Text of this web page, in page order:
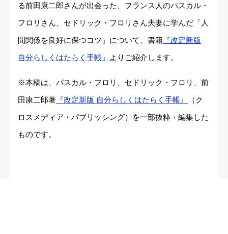
る前田康二郎さんが出会った、フランス人のパスカル・
フロリさん、セドリック・フロリさん夫妻に学んだ「人
間関係を良好に保つコツ」について、書籍 『改定新版
自分らしくはたらく手帳』
よりご紹介します。
※本稿は、パスカル・フロリ、セドリック・フロリ、前
田康二郎著 『改定新版 自分らしくはたらく手帳』
（ク
ロスメディア・パブリッシング）を一部抜粋・編集した
ものです。